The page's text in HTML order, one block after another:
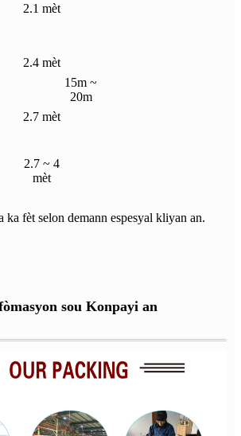
2.1 mèt
15m ~
20m
2.4 mèt
2.7 mèt
2.7 ~ 4
mèt
ka fèt selon demann espesyal kliyan an.
sou Konpayi an